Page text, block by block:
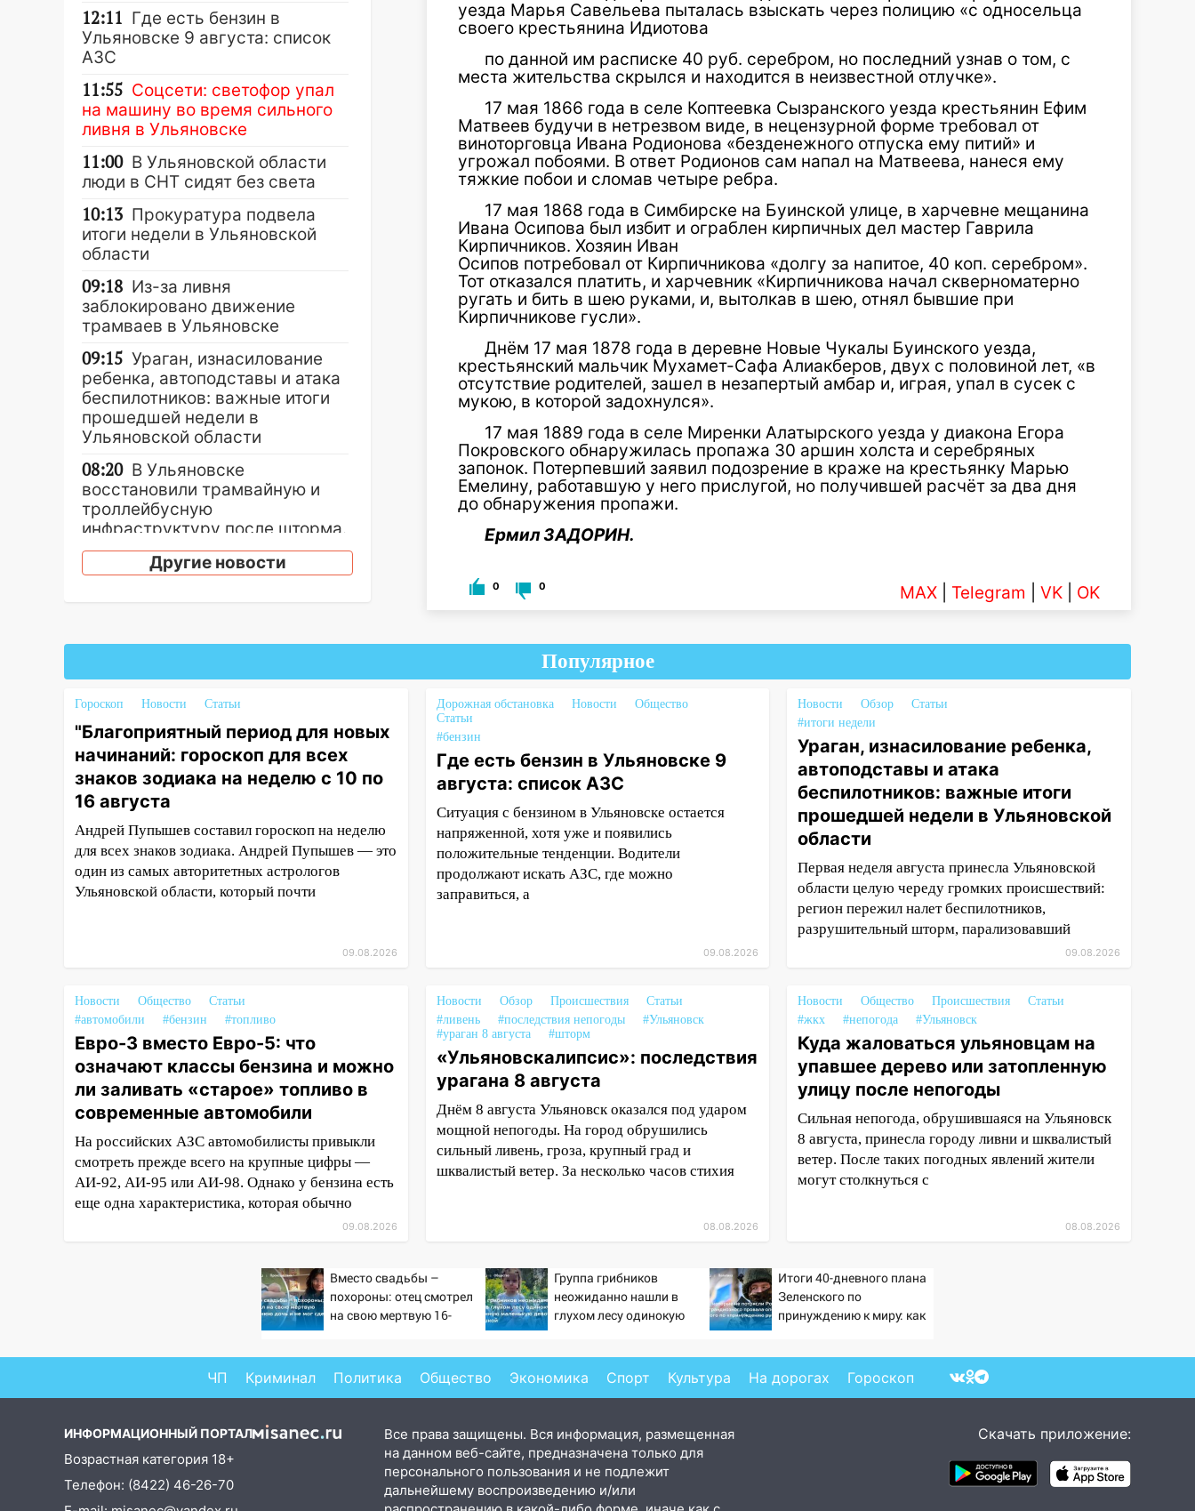
уезда Марья Савельева пыталась взыскать через полицию «с односельца
своего крестьянина Идиотова
по данной им расписке 40 руб. серебром, но последний узнав о том, с
места жительства скрылся и находится в неизвестной отлучке».
17 мая 1866 года в селе Коптеевка Сызранского уезда крестьянин Ефим
Матвеев будучи в нетрезвом виде, в нецензурной форме требовал от
виноторговца Ивана Родионова «безденежного отпуска ему питий» и
угрожал побоями. В ответ Родионов сам напал на Матвеева, нанеся ему
тяжкие побои и сломав четыре ребра.
17 мая 1868 года в Симбирске на Буинской улице, в харчевне мещанина
Ивана Осипова был избит и ограблен кирпичных дел мастер Гаврила
Кирпичников. Хозяин Иван
Осипов потребовал от Кирпичникова «долгу за напитое, 40 коп. серебром».
Тот отказался платить, и харчевник «Кирпичникова начал скверноматерно
ругать и бить в шею руками, и, вытолкав в шею, отнял бывшие при
Кирпичникове гусли».
Днём 17 мая 1878 года в деревне Новые Чукалы Буинского уезда,
крестьянский мальчик Мухамет-Сафа Алиакберов, двух с половиной лет, «в
отсутствие родителей, зашел в незапертый амбар и, играя, упал в сусек с
мукою, в которой задохнулся».
17 мая 1889 года в селе Миренки Алатырского уезда у диакона Егора
Покровского обнаружилась пропажа 30 аршин холста и серебряных
запонок. Потерпевший заявил подозрение в краже на крестьянку Марью
Емелину, работавшую у него прислугой, но получившей расчёт за два дня
до обнаружения пропажи.
Ермил ЗАДОРИН.
0 0 MAX Telegram VK OK
12:11 Где есть бензин в
Ульяновске 9 августа: список
АЗС
11:55 Соцсети: светофор упал
на машину во время сильного
ливня в Ульяновске
11:00 В Ульяновской области
люди в СНТ сидят без света
10:13 Прокуратура подвела
итоги недели в Ульяновской
области
09:18 Из-за ливня
заблокировано движение
трамваев в Ульяновске
09:15 Ураган, изнасилование
ребенка, автоподставы и атака
беспилотников: важные итоги
прошедшей недели в
Ульяновской области
08:20 В Ульяновске
восстановили трамвайную и
троллейбусную
инфраструктуру после шторма.
08:19
Внимание! В
Цильнинском районе пропал
07:30 Евро-3 вместо Евро-5:
что означают классы бензина и
можно ли заливать «старое»
топливо в современные
автомобили
06:30 Какая погода будет в
Ульяновской области днем 9
августа
05:05 День, когда всё может
измениться: гороскоп на 9
Ульяновске на Волге
перевернулась лодка
19:55
В Ульяновске упавшее
дерево заблокировало в
машине двух женщин
17:15
В Ульяновской области
ремонтируют девять мостов:
один уже готов, ещё два —
почти завершены
17:00
«Ульяновскалипсис»:
Прогноз погоды в
Ульяновской области на 9
Ульяновске отменили
фестиваль «Наше время»
первым в Ульяновской области
намолотил более 100 тысяч
тонн зерна
15:17 В колледжи и техникумы
Другие новости
Популярное
Гороскоп Новости Статьи
"Благоприятный период для новых
начинаний: гороскоп для всех
знаков зодиака на неделю с 10 по
16 августа
Андрей Пупышев составил гороскоп на неделю
для всех знаков зодиака. Андрей Пупышев — это
один из самых авторитетных астрологов
Ульяновской области, который почти
09.08.2026
Дорожная обстановка Новости
Общество
Статьи
#бензин
Где есть бензин в Ульяновске 9
августа: список АЗС
Ситуация с бензином в Ульяновске остается
напряженной, хотя уже и появились
положительные тенденции. Водители
продолжают искать АЗС, где можно
заправиться, а
09.08.2026
Новости Обзор
Статьи
#итоги недели
Ураган, изнасилование ребенка,
автоподставы и атака
беспилотников: важные итоги
прошедшей недели в Ульяновской
области
Первая неделя августа принесла Ульяновской
области целую череду громких происшествий:
регион пережил налет беспилотников,
разрушительный шторм, парализовавший
09.08.2026
Новости Общество
Статьи
#автомобили
#бензин #топливо
Евро-3 вместо Евро-5: что
означают классы бензина и можно
ли заливать «старое» топливо в
современные автомобили
На российских АЗС автомобилисты привыкли
смотреть прежде всего на крупные цифры —
АИ-92, АИ-95 или АИ-98. Однако у бензина есть
еще одна характеристика, которая обычно
09.08.2026
Новости Обзор Происшествия
Статьи
#ливень
#последствия непогоды
#Ульяновск
#ураган 8 августа
#шторм
«Ульяновскалипсис»: последствия
урагана 8 августа
Днём 8 августа Ульяновск оказался под ударом
мощной непогоды. На город обрушились
сильный ливень, гроза, крупный град и
шквалистый ветер. За несколько часов стихия
08.08.2026
Новости Общество Происшествия
Статьи
#жкх
#непогода #Ульяновск
Куда жаловаться ульяновцам на
упавшее дерево или затопленную
улицу после непогоды
Сильная непогода, обрушившаяся на Ульяновск
8 августа, принесла городу ливни и шквалистый
ветер. После таких погодных явлений жители
могут столкнуться с
08.08.2026
Вместо свадьбы –
похороны: отец смотрел
на свою мертвую 16-
Группа грибников
неожиданно нашли в
глухом лесу одинокую
Итоги 40-дневного плана
Зеленского по
принуждению к миру: как
Украины от военкора
Коца
ЧП Криминал Политика Общество Экономика Спорт Культура На дорогах Гороскоп
ИНФОРМАЦИОННЫЙ ПОРТАЛ
Возрастная категория 18+
Телефон: (8422) 46-26-70
Все права защищены. Вся информация, размещенная
на данном веб-сайте, предназначена только для
персонального пользования и не подлежит
дальнейшему воспроизведению и/или
Скачать приложение: